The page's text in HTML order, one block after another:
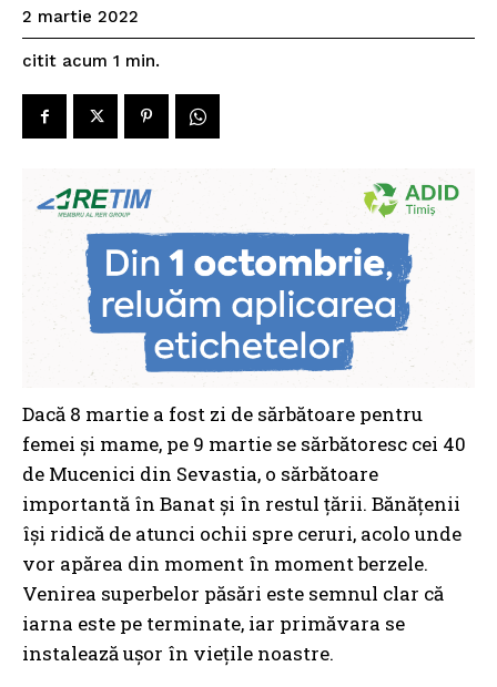
2 martie 2022
citit acum 1 min.
Dacă 8 martie a fost zi de sărbătoare pentru
femei și mame, pe 9 martie se sărbătoresc cei 40
de Mucenici din Sevastia, o sărbătoare
importantă în Banat și în restul țării. Bănățenii
își ridică de atunci ochii spre ceruri, acolo unde
vor apărea din moment în moment berzele.
Venirea superbelor păsări este semnul clar că
iarna este pe terminate, iar primăvara se
instalează ușor în viețile noastre.